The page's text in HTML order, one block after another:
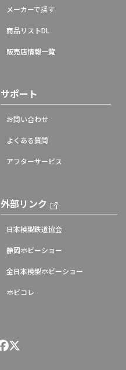
メーカーで探す
商品リストDL
販売店情報一覧
サポート
お問い合わせ
よくある質問
アフターサービス
外部リンク
日本模型鉄道協会
静岡ホビーショー
全日本模型ホビーショー
ホビコレ